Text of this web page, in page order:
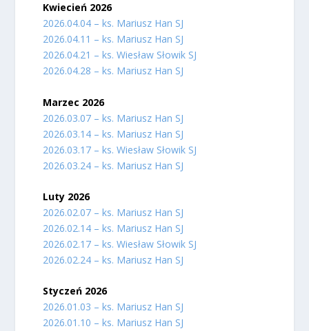
Kwiecień 2026
2026.04.04 – ks. Mariusz Han SJ
2026.04.11 – ks. Mariusz Han SJ
2026.04.21 – ks. Wiesław Słowik SJ
2026.04.28 – ks. Mariusz Han SJ
Marzec 2026
2026.03.07 – ks. Mariusz Han SJ
2026.03.14 – ks. Mariusz Han SJ
2026.03.17 – ks. Wiesław Słowik SJ
2026.03.24 – ks. Mariusz Han SJ
Luty 2026
2026.02.07 – ks. Mariusz Han SJ
2026.02.14 – ks. Mariusz Han SJ
2026.02.17 – ks. Wiesław Słowik SJ
2026.02.24 – ks. Mariusz Han SJ
Styczeń 2026
2026.01.03 – ks. Mariusz Han SJ
2026.01.10 – ks. Mariusz Han SJ